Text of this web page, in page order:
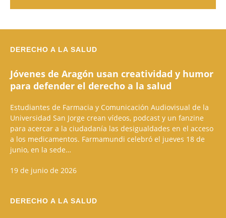
DERECHO A LA SALUD
Jóvenes de Aragón usan creatividad y humor
para defender el derecho a la salud
Estudiantes de Farmacia y Comunicación Audiovisual de la
Universidad San Jorge crean vídeos, podcast y un fanzine
para acercar a la ciudadanía las desigualdades en el acceso
a los medicamentos. Farmamundi celebró el jueves 18 de
junio, en la sede…
19 de junio de 2026
DERECHO A LA SALUD